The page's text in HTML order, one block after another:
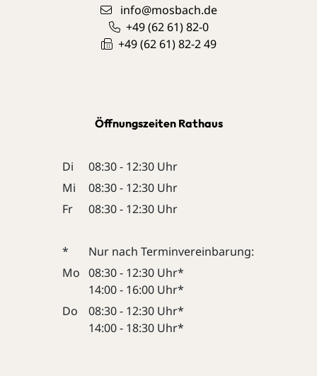
info@mosbach.de
+49 (62 61) 82-0
+49 (62 61) 82-2 49
Öffnungszeiten Rathaus
Di
08:30 - 12:30 Uhr
Mi
08:30 - 12:30 Uhr
Fr
08:30 - 12:30 Uhr
*
Nur nach Terminvereinbarung:
Mo 08:30 - 12:30 Uhr*
14:00 - 16:00 Uhr*
Do
08:30 - 12:30 Uhr*
14:00 - 18:30 Uhr*